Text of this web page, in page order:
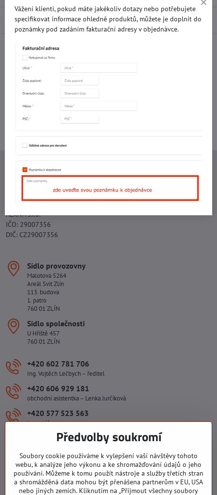
Diskuse 0
Facebook
Potřebujete poradit s objednávkou?
Kontaktujte nás:
+420 577 523 563
Ing. Vojtěch Lečbych - IVL
DIČ: CZ5602130809
ALRIVA s.r.o.
IČO: 29007356
DIČ: CZ29007356
Sídlo provozovny
Malotova 5264
Areál Svit Zlín
113. budova
1. patro
760 01 ZLÍN
Sídlo společnosti
U Hřiště 457
760 01 ZLÍN
+420 602 781 706
Ing. Vojtěch Lečbych – ředitel
+420 606 929 181
obchodní asistentka – Lenka Jurčíková
+420 577 523 563
kancelář
ivlecbych​@seznam​.cz
Důležité odkazy
Předvolby soukromí
Soubory cookie používáme k vylepšení vaší návštěvy tohoto
webu, k analýze jeho výkonu a ke shromažďování údajů o jeho
používání. Můžeme k tomu použít nástroje a služby třetích stran
a shromážděná data mohou být přenášena partnerům v EU, USA
nebo jiných zemích. Kliknutím na „Přijmout všechny soubory
Vážení klienti, pokud máte jakékoliv dotazy nebo potřebujete
specifikovat informace ohledně produktů, můžete je doplnit do
poznámky pod zadáním fakturační adresy v objednávce.